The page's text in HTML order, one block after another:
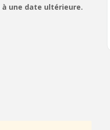
à une date ultérieure.